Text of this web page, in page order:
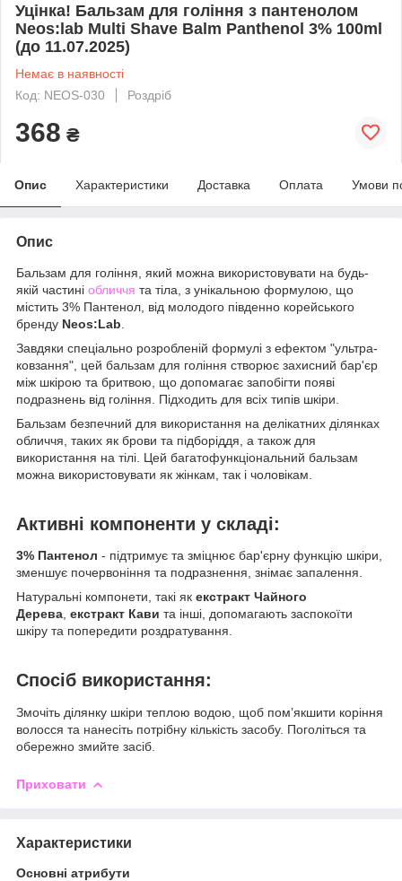
Уцінка! Бальзам для гоління з пантенолом
Neos:lab Multi Shave Balm Panthenol 3% 100ml
(до 11.07.2025)
Немає в наявності
Код: NEOS-030
Роздріб
368 ₴
Опис Характеристики Доставка Оплата Умови
Опис
Бальзам для гоління, який можна використовувати на будь-
якій частині обличчя та тіла, з унікальною формулою, що
містить 3% Пантенол, від молодого південно корейського
бренду Neos:Lab
Завдяки спеціально розробленій формулі з ефектом "ультра-
ковзання", цей бальзам для гоління створює захисний бар'єр
між шкірою та бритвою, що допомагає запобігти появі
подразнень від гоління. Підходить для всіх типів шкіри.
Бальзам безпечний для використання на делікатних ділянках
обличчя, таких як брови та підборіддя, а також для
використання на тілі. Цей багатофункціональний бальзам
можна використовувати як жінкам, так і чоловікам.
Активні компоненти у складі:
3% Пантенол - підтримує та зміцнює бар'єрну функцію шкіри,
зменшує почервоніння та подразнення, знімає запалення.
Натуральні компонети, такі як екстракт Чайного
Дерева, екстракт Кави та інші, допомагають заспокоїти
шкіру та попередити роздратування.
Спосіб використання:
Змочіть ділянку шкіри теплою водою, щоб пом’якшити коріння
волосся та нанесіть потрібну кількість засобу. Поголіться та
обережно змийте засіб.
Приховати
Характеристики
Основні атрибути